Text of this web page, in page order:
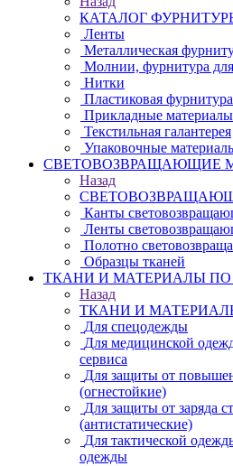
КАТАЛОГ
Ленты
Металлическая
Молнии, фурнитура
Нитки
Пластиковая фурнитура
Прикладные материалы
Текстильная галантерея
Упаковочные
СВЕТОВОЗВРАЩАЮЩИЕ
Назад
Канты
Ленты
Полотно
Образцы тканей
ТКАНИ И МАТЕРИАЛЫ
Назад
ТКАНИ И
Для спецодежды
Для медицинской
сервиса
Для защиты от
(огнестойкие)
Для защиты от заряда
(антистатические)
Для тактической
одежды